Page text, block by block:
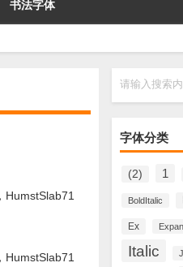
书法字体
请输入搜索
字体分类
(2) 1
BoldItalic
Ex
Italic
HumstSlab71
HumstSlab71